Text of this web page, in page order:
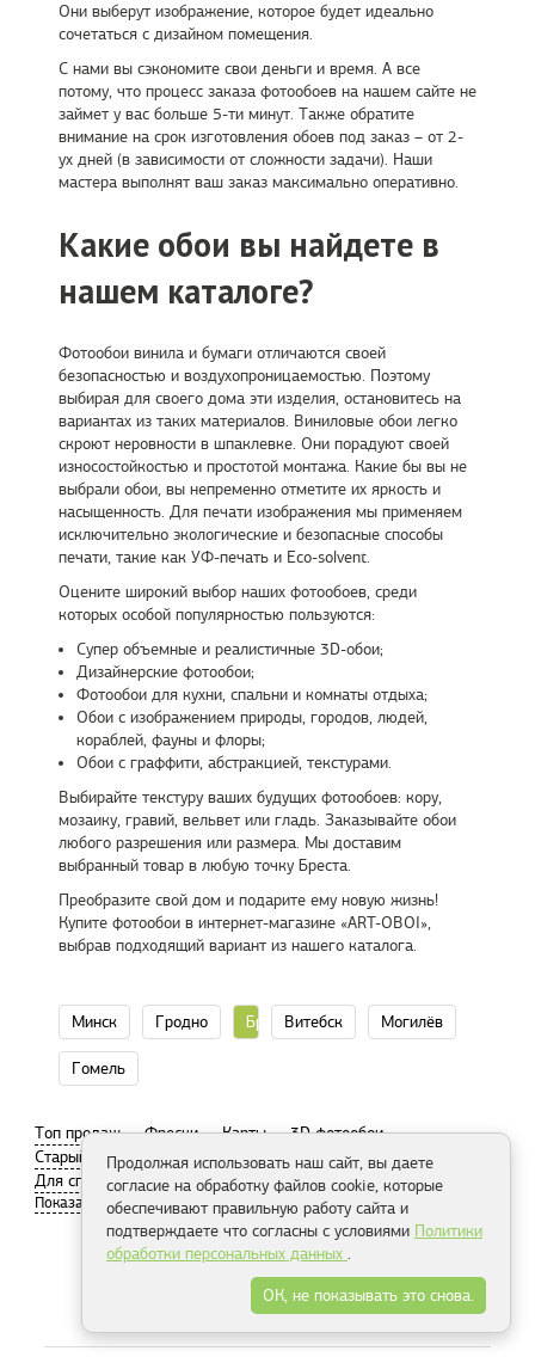
Они выберут изображение, которое будет идеально
сочетаться с дизайном помещения.
С нами вы сэкономите свои деньги и время. А все
потому, что процесс заказа фотообоев на нашем сайте не
займет у вас больше 5-ти минут. Также обратите
внимание на срок изготовления обоев под заказ – от 2-
ух дней (в зависимости от сложности задачи). Наши
мастера выполнят ваш заказ максимально оперативно.
Какие обои вы найдете в
нашем каталоге?
Фотообои винила и бумаги отличаются своей
безопасностью и воздухопроницаемостью. Поэтому
выбирая для своего дома эти изделия, остановитесь на
вариантах из таких материалов. Виниловые обои легко
скроют неровности в шпаклевке. Они порадуют своей
износостойкостью и простотой монтажа. Какие бы вы не
выбрали обои, вы непременно отметите их яркость и
насыщенность. Для печати изображения мы применяем
исключительно экологические и безопасные способы
печати, такие как УФ-печать и Eco-solvent.
Оцените широкий выбор наших фотообоев, среди
которых особой популярностью пользуются:
Супер объемные и реалистичные 3D-обои;
Дизайнерские фотообои;
Фотообои для кухни, спальни и комнаты отдыха;
Обои с изображением природы, городов, людей,
кораблей, фауны и флоры;
Обои с граффити, абстракцией, текстурами.
Выбирайте текстуру ваших будущих фотообоев: кору,
мозаику, гравий, вельвет или гладь. Заказывайте обои
любого разрешения или размера. Мы доставим
выбранный товар в любую точку Бреста.
Преобразите свой дом и подарите ему новую жизнь!
Купите фотообои в интернет-магазине «ART-OBOI»,
выбрав подходящий вариант из нашего каталога.
Минск Гродно БрестВитебск Могилёв
Гомель
Tоп продаж Фрески Карты
3D фотообои
Старый город
Париж
Современный город
Для спальни
Пляж
Распродажа
Продолжая использовать наш сайт, вы даете
согласие на обработку файлов cookie, которые
обеспечивают правильную работу сайта и
подтверждаете что согласны с условиями Политики
обработки персональных данных .
ОК, не показывать это снова.